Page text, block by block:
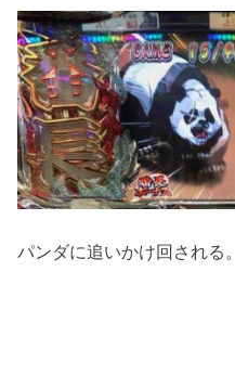
パンダに追いかけ回される。